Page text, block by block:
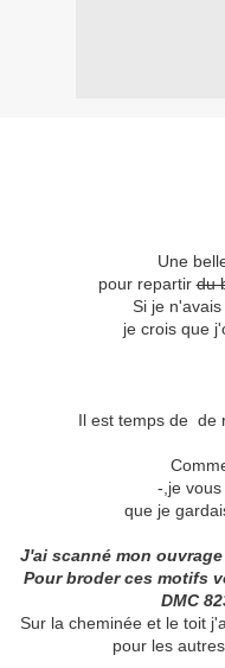
Une
pour repartirdu
Si je
je crois que
Il est temps de de
-,je
que je
J'ai scanné mon
Pour broder ces motifs
DMC
Sur la cheminée et le toit
pour les